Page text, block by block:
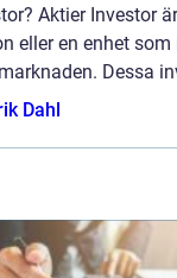
Aktier Investor
eller en enhet
Dessa
Dahl